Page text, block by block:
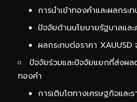
การนำเข้าทองคำและผลกระ
ปัจจัยด้านนโยบายรัฐบาลแล
ผลกระทบต่อราคา XAUUSD
ปัจจัยร่วมและปัจจัยแยกที่ส่งผ
ทองคำ
การเติบโตทางเศรษฐกิจและ